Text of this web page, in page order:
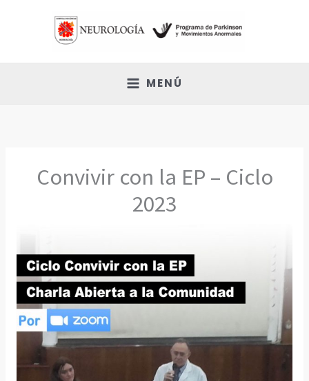
MENÚ
Convivir con la EP – Ciclo
2023